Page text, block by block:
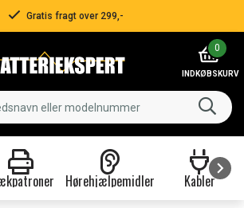
Gratis fragt over 299,-
0
INDKØBSKURV
Hørehjælpemidler Kabler